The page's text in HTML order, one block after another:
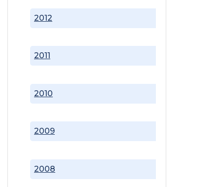
2008
2009
2010
2011
2012